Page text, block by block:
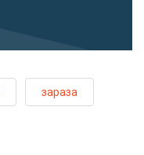
зараза